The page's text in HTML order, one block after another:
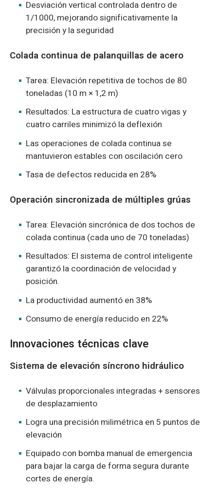
Desviación vertical controlada dentro de
1/1000, mejorando significativamente la
precisión y la seguridad
Colada continua de palanquillas de acero
Tarea: Elevación repetitiva de tochos de 80
toneladas (10 m × 1,2 m)
Resultados: La estructura de cuatro vigas y
cuatro carriles minimizó la deflexión
Las operaciones de colada continua se
mantuvieron estables con oscilación cero
Tasa de defectos reducida en 28%
Operación sincronizada de múltiples grúas
Tarea: Elevación sincrónica de dos tochos de
colada continua (cada uno de 70 toneladas)
Resultados: El sistema de control inteligente
garantizó la coordinación de velocidad y
posición.
La productividad aumentó en 38%
Consumo de energía reducido en 22%
Innovaciones técnicas clave
Sistema de elevación síncrono hidráulico
Válvulas proporcionales integradas + sensores
de desplazamiento
Logra una precisión milimétrica en 5 puntos de
elevación
Equipado con bomba manual de emergencia
para bajar la carga de forma segura durante
cortes de energía.